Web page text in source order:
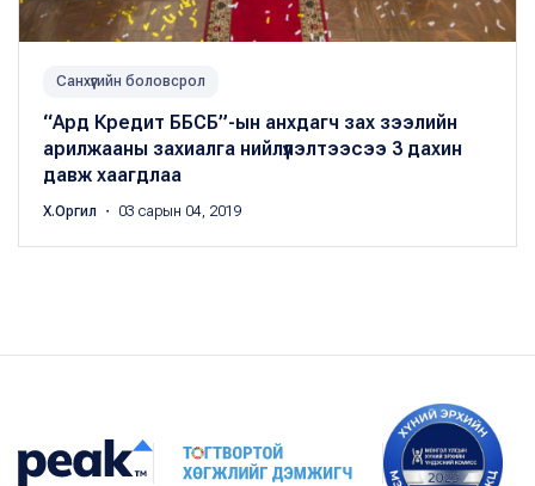
Санхүүгийн боловсрол
“Ард Кредит ББСБ”-ын анхдагч зах зээлийн
арилжааны захиалга нийлүүлэлтээсээ 3 дахин
давж хаагдлаа
Х.Оргил ・ 03 сарын 04, 2019